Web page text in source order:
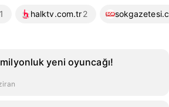
1 halktv.com.tr2
yeni oyuncağı!